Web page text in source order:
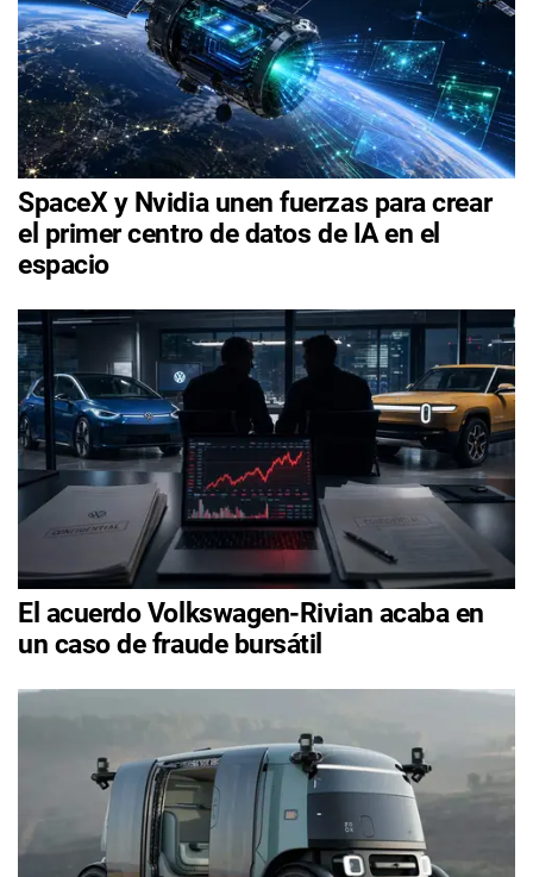
SpaceX y Nvidia unen fuerzas para crear
el primer centro de datos de IA en el
espacio
El acuerdo Volkswagen-Rivian acaba en
un caso de fraude bursátil